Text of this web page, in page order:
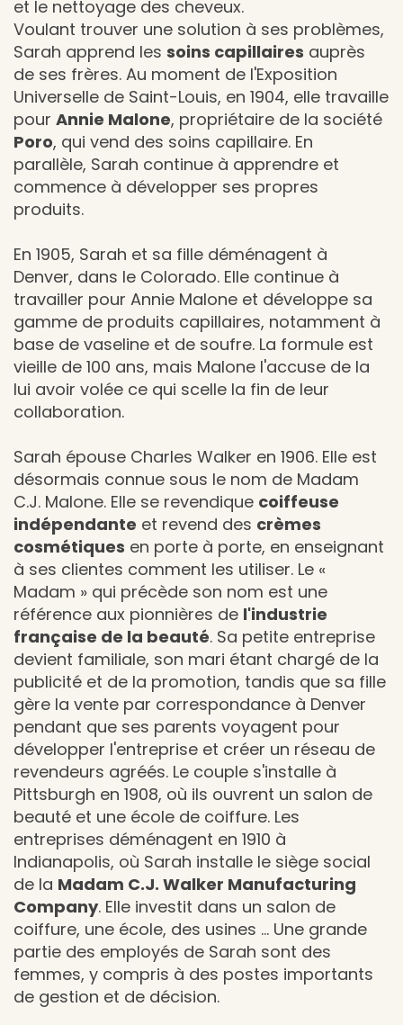
et le nettoyage des cheveux.
Voulant trouver une solution à ses problèmes,
Sarah apprend les soins capillaires auprès
de ses frères. Au moment de l'Exposition
Universelle de Saint-Louis, en 1904, elle travaille
pour Annie Malone, propriétaire de la société
Poro, qui vend des soins capillaire. En
parallèle, Sarah continue à apprendre et
commence à développer ses propres
produits.
En 1905, Sarah et sa fille déménagent à
Denver, dans le Colorado. Elle continue à
travailler pour Annie Malone et développe sa
gamme de produits capillaires, notamment à
base de vaseline et de soufre. La formule est
vieille de 100 ans, mais Malone l'accuse de la
lui avoir volée ce qui scelle la fin de leur
collaboration.
Sarah épouse Charles Walker en 1906. Elle est
désormais connue sous le nom de Madam
C.J. Malone. Elle se revendique coiffeuse
indépendante et revend des crèmes
cosmétiques en porte à porte, en enseignant
à ses clientes comment les utiliser. Le «
Madam » qui précède son nom est une
référence aux pionnières de l'industrie
française de la beauté. Sa petite entreprise
devient familiale, son mari étant chargé de la
publicité et de la promotion, tandis que sa fille
gère la vente par correspondance à Denver
pendant que ses parents voyagent pour
développer l'entreprise et créer un réseau de
revendeurs agréés. Le couple s'installe à
Pittsburgh en 1908, où ils ouvrent un salon de
beauté et une école de coiffure. Les
entreprises déménagent en 1910 à
Indianapolis, où Sarah installe le siège social
de la Madam C.J. Walker Manufacturing
Company. Elle investit dans un salon de
coiffure, une école, des usines ... Une grande
partie des employés de Sarah sont des
femmes, y compris à des postes importants
de gestion et de décision.